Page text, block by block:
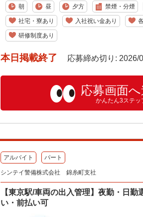
朝 昼 夕方 禁煙・分煙
社宅・寮あり 入社祝い金あり
研修制度あり
本日掲載終了 応募締め切り: 2026/
応募画面
かんたん3ステッ
アルバイト パート
シンテイ警備株式会社 錦糸町支社
【東京駅/車両の出入管理】夜勤・日
い・前払い可